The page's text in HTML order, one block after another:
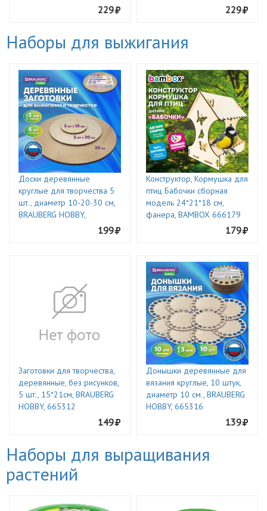
229 229
Наборы для выжигания
Доски деревянные
круглые для творчества 5
шт., диаметр 10-20-30 см,
BRAUBERG HOBBY,
199
Конструктор, Кормушка для
птиц Бабочки сборная
модель 24*21*18 см,
фанера, BAMBOX 666179
179
Заготовки для творчества,
деревянные, без рисунков,
5 шт., 15*21см, BRAUBERG
HOBBY, 665312
149
Донышки деревянные для
вязания круглые, 10 штук,
диаметр 10 см., BRAUBERG
HOBBY, 665316
139
Наборы для выращивания
растений